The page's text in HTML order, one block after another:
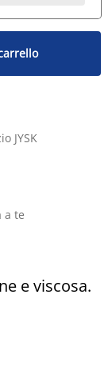
JYSK
a te
e viscosa.